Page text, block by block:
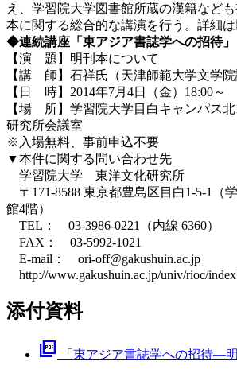
え、学習院大学図書館所蔵の漢籍など
本に関する総合的な講演を行う。詳細は
◆連続講座「東アジア書誌学への招待
【演 題】明刊本について
【講 師】石祥氏（天津師範大学文学院
【日 時】2014年7月4日（金）18:00～
【場 所】学習院大学目白キャンパス
研究所会議室
※入場無料、事前申込不要
▼本件に関する問い合わせ先
学習院大学 東洋文化研究所
〒171-8588 東京都豊島区目白1-5-1（
館4階）
TEL： 03-3986-0221（内線 6360）
FAX： 03-5992-1021
E-mail： ori-off@gakushuin.ac.jp
http://www.gakushuin.ac.jp/univ/rioc/
添付資料
picture_as_pdf 「東アジア書誌学への招待―